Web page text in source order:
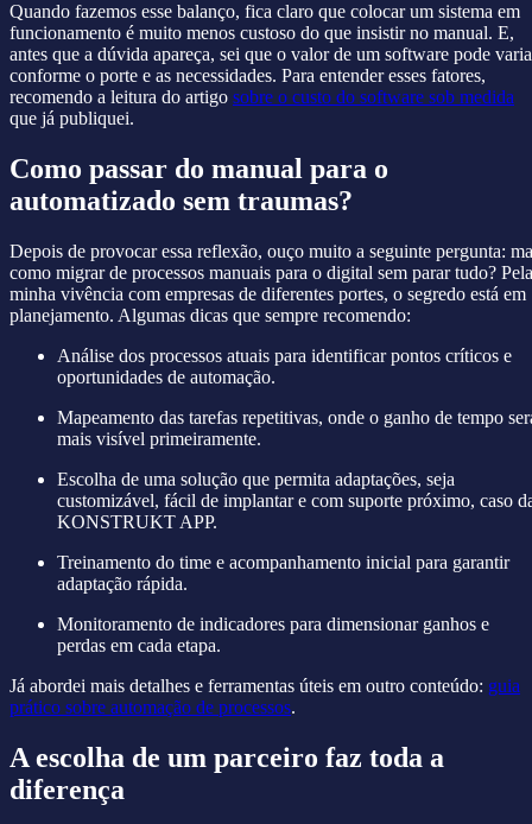
Quando fazemos esse balanço, fica claro que colocar um sistema em
funcionamento é muito menos custoso do que insistir no manual. E,
antes que a dúvida apareça, sei que o valor de um software pode
conforme o porte e as necessidades. Para entender esses fatores,
recomendo a leitura do artigo sobre o custo do software sob medida
que já publiquei.
Como passar do manual para o
automatizado sem traumas?
Depois de provocar essa reflexão, ouço muito a seguinte pergunta:
como migrar de processos manuais para o digital sem parar tudo? Pela
minha vivência com empresas de diferentes portes, o segredo está em
planejamento. Algumas dicas que sempre recomendo:
Análise dos processos atuais para identificar pontos críticos e
oportunidades de automação.
Mapeamento das tarefas repetitivas, onde o ganho de tempo
mais visível primeiramente.
Escolha de uma solução que permita adaptações, seja
customizável, fácil de implantar e com suporte próximo, caso
KONSTRUKT APP.
Treinamento do time e acompanhamento inicial para garantir
adaptação rápida.
Monitoramento de indicadores para dimensionar ganhos e
perdas em cada etapa.
Já abordei mais detalhes e ferramentas úteis em outro conteúdo: guia
prático sobre automação de processos.
A escolha de um parceiro faz toda a
diferença